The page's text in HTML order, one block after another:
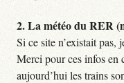
2.La météo du RER
Si ce site n’existait pas,
Merci pour ces infos en
aujourd’hui les trains